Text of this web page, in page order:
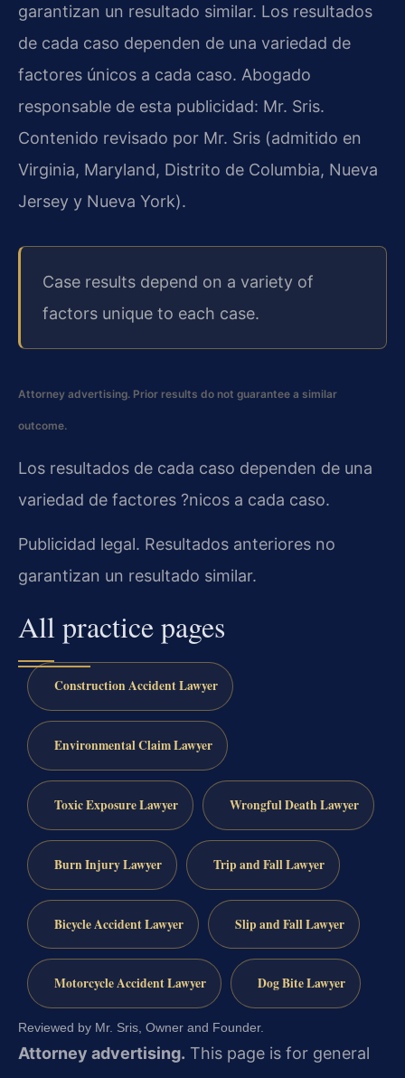
garantizan un resultado similar. Los resultados
de cada caso dependen de una variedad de
factores únicos a cada caso. Abogado
responsable de esta publicidad: Mr. Sris.
Contenido revisado por Mr. Sris (admitido en
Virginia, Maryland, Distrito de Columbia, Nueva
Jersey y Nueva York).
Case results depend on a variety of
factors unique to each case.
Attorney advertising. Prior results do not guarantee a similar
outcome.
Los resultados de cada caso dependen de una
variedad de factores ?nicos a cada caso.
Publicidad legal. Resultados anteriores no
garantizan un resultado similar.
All practice pages
Construction Accident Lawyer
Environmental Claim Lawyer
Toxic Exposure Lawyer Wrongful Death Lawyer
Burn Injury Lawyer Trip and Fall Lawyer
Bicycle Accident Lawyer Slip and Fall Lawyer
Motorcycle Accident Lawyer Dog Bite Lawyer
Reviewed by Mr. Sris, Owner and Founder.
Attorney advertising. This page is for general